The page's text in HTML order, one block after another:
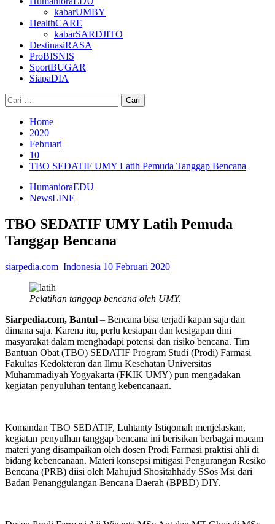
kabarUMBY
HealthCARE
kabarSARDJITO
DestinasiRASA
ProBISNIS
SportBUGAR
SiapaDIA
Cari
untuk:
Home
2020
Februari
10
TBO SEDATIF UMY Latih Pemuda Tanggap Bencana
HumanioraEDU
NewsLINE
TBO SEDATIF UMY Latih Pemuda
Tanggap Bencana
siarpedia.com_Indonesia 10 Februari 2020
Pelatihan tanggap bencana oleh UMY.
Siarpedia.com, Bantul – Bencana bisa terjadi kapan saja dan
dimana saja. Karena itu, perlu kesiapan dan kesigapan dini
masyarakat dalam menghadapi potensi dan risiko bencana. Tim
Bantuan Obat (TBO) SEDATIF Program Studi (Prodi) Farmasi
Fakultas Kedokteran dan Ilmu Kesehatan Universitas
Muhammadiyah Yogyakarta (FKIK UMY) pun mengadakan
kegiatan penyuluhan tentang kebencanaan.
Komandan TBO SEDATIF, Luhtanty Istiqomah menjelaskan,
kegiatan penyulhan tanggap bencana ini berisikan berbagai macam
materi yang disampaikan oleh dosen Prodi Farmasi praktisi ahli di
bidang kebencanaan. Materi konsepsi mitigasi Pengurangan Resiko
Bencana (PRB) diisi oleh Mahujud Shositahhady SSos Msi dari
Badan Penanggulangan Bencana Daerah (BPBD) DIY.